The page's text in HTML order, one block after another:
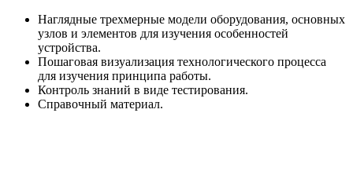
Наглядные трехмерные модели оборудования, основных
узлов и элементов для изучения особенностей
устройства.
Пошаговая визуализация технологического процесса
для изучения принципа работы.
Контроль знаний в виде тестирования.
Справочный материал.